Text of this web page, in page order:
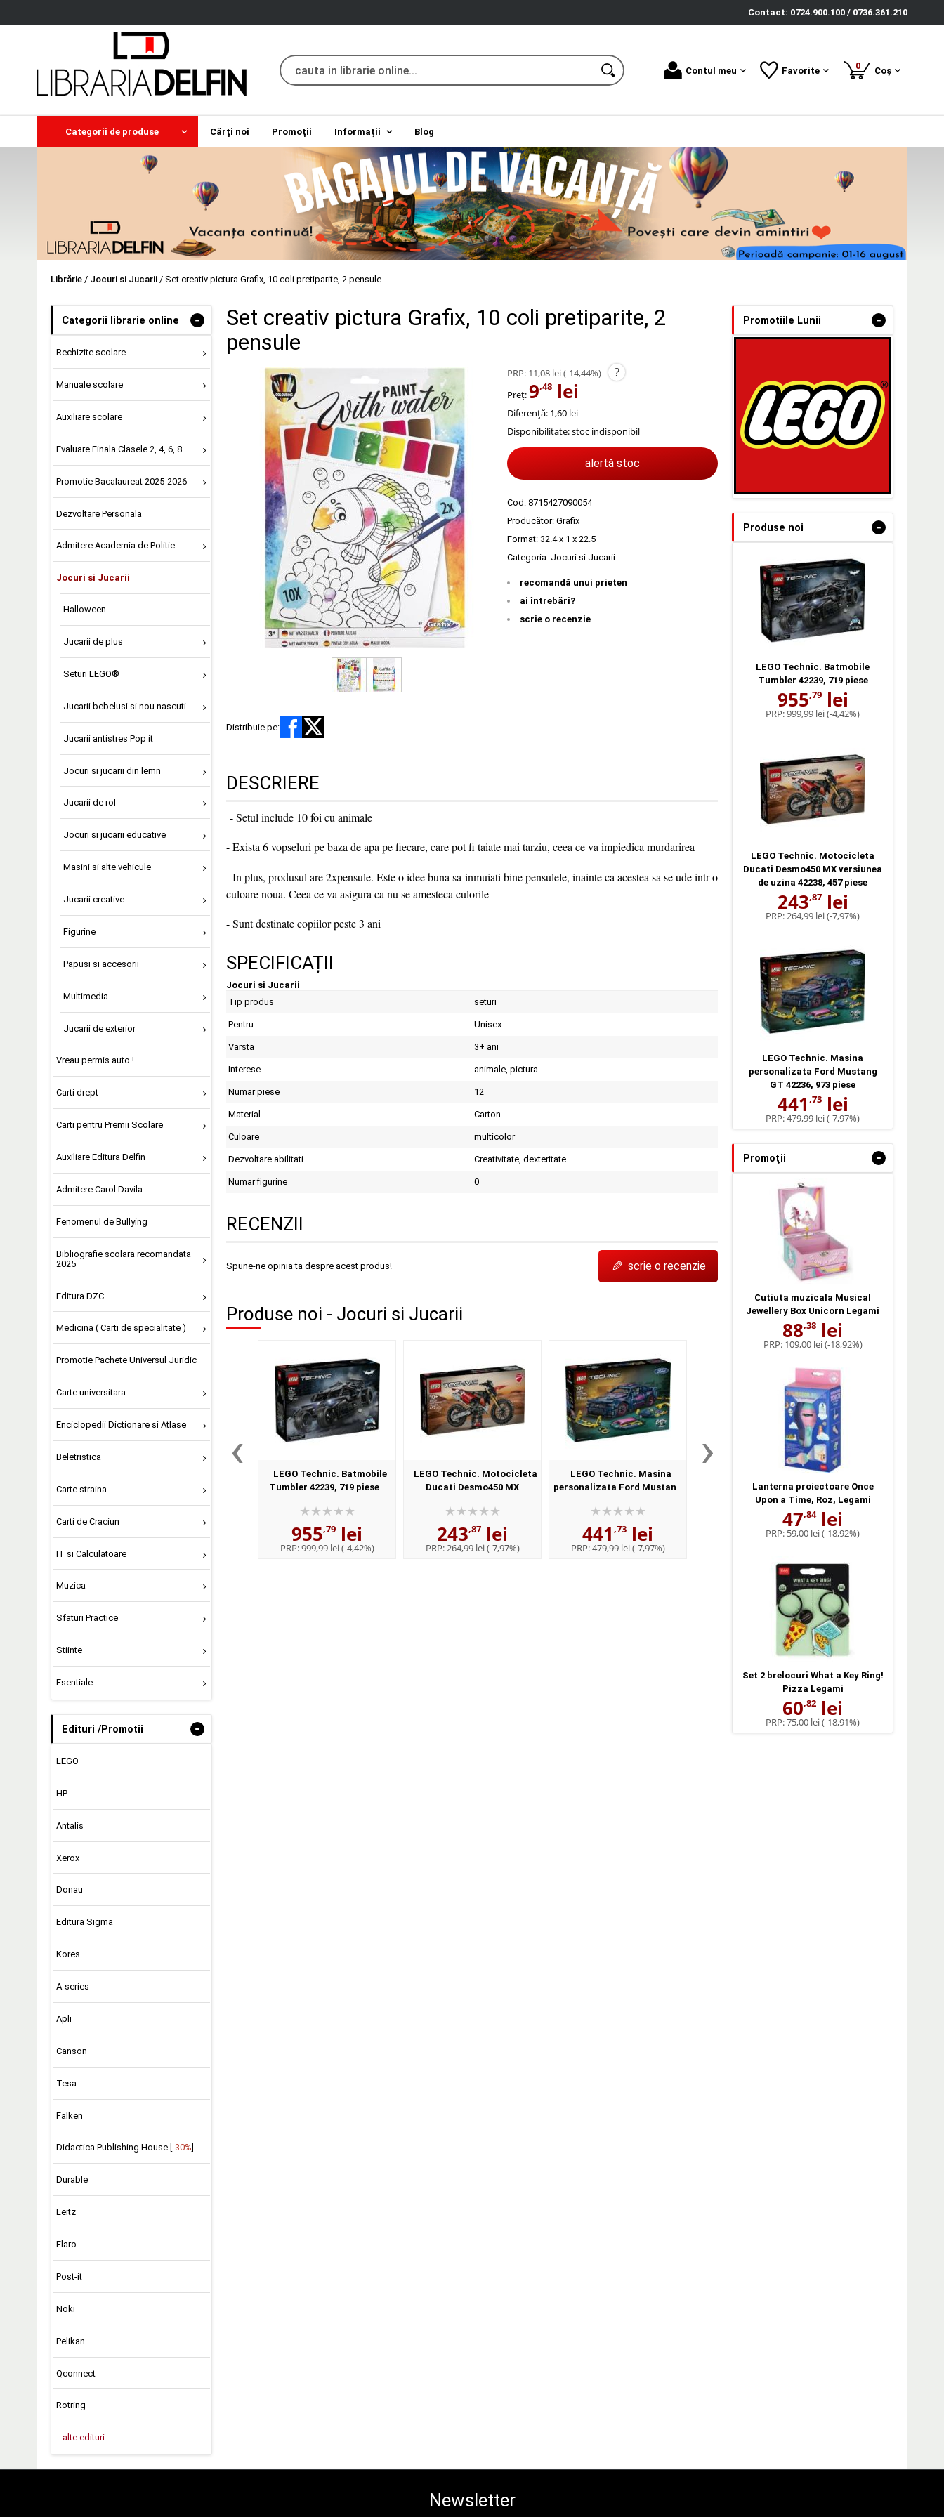
Contact: 0724.900.100 / 0736.361.210
Contul meu Favorite 0produse
Coș
Categorii de produse Cărţi noi Promoţii Informații Blog
Librărie / Jocuri si Jucarii / Set creativ pictura Grafix, 10 coli pretiparite, 2 pensule
Categorii librarie online -
Rechizite scolare
Manuale scolare
Auxiliare scolare
Evaluare Finala Clasele 2, 4, 6, 8
Promotie Bacalaureat 2025-2026
Dezvoltare Personala
Admitere Academia de Politie
Jocuri si Jucarii
Halloween
Jucarii de plus
Seturi LEGO®
Jucarii bebelusi si nou nascuti
Jucarii antistres Pop it
Jocuri si jucarii din lemn
Jucarii de rol
Jocuri si jucarii educative
Masini si alte vehicule
Jucarii creative
Figurine
Papusi si accesorii
Multimedia
Jucarii de exterior
Vreau permis auto !
Carti drept
Carti pentru Premii Scolare
Auxiliare Editura Delfin
Admitere Carol Davila
Fenomenul de Bullying
Bibliografie scolara recomandata
2025
Editura DZC
Medicina ( Carti de specialitate )
Promotie Pachete Universul Juridic
Carte universitara
Enciclopedii Dictionare si Atlase
Beletristica
Carte straina
Carti de Craciun
IT si Calculatoare
Muzica
Sfaturi Practice
Stiinte
Esentiale
Edituri /Promotii -
LEGO
HP
Antalis
Xerox
Donau
Editura Sigma
Kores
A-series
Apli
Canson
Tesa
Falken
Didactica Publishing House [ -30%
Durable
Leitz
Flaro
Post-it
Noki
Pelikan
Qconnect
Rotring
...alte edituri
Set creativ pictura Grafix, 10 coli pretiparite, 2
pensule
PRP: 11,08 lei(-14,44%) ?
Preț:9,48 lei
Diferență: 1,60 lei
Disponibilitate:stoc indisponibil
alertă stoc
Cod: 8715427090054
Producător: Grafix
Format: 32.4 x 1 x 22.5
Categoria: Jocuri si Jucarii
recomandă unui prieten
ai întrebări?
scrie o recenzie
Distribuie pe:
DESCRIERE
- Setul include 10 foi cu animale
- Exista 6 vopseluri pe baza de apa pe fiecare, care pot fi taiate mai tarziu, ceea ce va impiedica murdarirea
- In plus, produsul are 2xpensule. Este o idee buna sa inmuiati bine pensulele, inainte ca acestea sa se ude intr-o
culoare noua. Ceea ce va asigura ca nu se amesteca culorile
- Sunt destinate copiilor peste 3 ani
SPECIFICAȚII
Jocuri si Jucarii
Tip produs
seturi
Pentru Unisex
Varsta 3+ ani
Interese animale, pictura
Numar piese 12
Material Carton
Culoare multicolor
Dezvoltare abilitati Creativitate, dexteritate
Numar figurine 0
RECENZII
Spune-ne opinia ta despre acest produs! ✎ scrie o recenzie
Produse noi - Jocuri si Jucarii
‹
LEGO Technic. Batmobile
Tumbler 42239, 719 piese
955,79 lei
PRP:999,99 lei(-4,42%)
LEGO Technic. Motocicleta
Ducati Desmo450 MX
piese
243,87 lei
PRP:264,99 lei(-7,97%)
LEGO Technic. Masina
personalizata Ford Mustang
441 ,73 lei
PRP:479,99 lei(-7,97%)
LEGO Technic. Masina
Ferrari 488 PISTA 42235, 882
piese
,10lei
Dodge Viper GTS-R
›
Promotiile Lunii -
Produse noi -
LEGO Technic. Batmobile
Tumbler 42239, 719 piese
955,79lei
PRP:999,99 lei(-4,42%)
LEGO Technic. Motocicleta
Ducati Desmo450 MX versiunea
de uzina 42238, 457 piese
243,87lei
PRP:264,99 lei(-7,97%)
LEGO Technic. Masina
personalizata Ford Mustang
GT 42236, 973 piese
441 ,73lei
PRP:479,99 lei(-7,97%)
Promoţii -
Cutiuta muzicala Musical
Jewellery Box Unicorn Legami
88,38 lei
PRP: 109,00 lei(-18,92%)
Lanterna proiectoare Once
Upon a Time, Roz, Legami
47,84lei
PRP: 59,00 lei(-18,92%)
Set 2 brelocuri What a Key Ring!
Pizza Legami
60,82 lei
PRP:75,00 lei(-18,91%)
Newsletter